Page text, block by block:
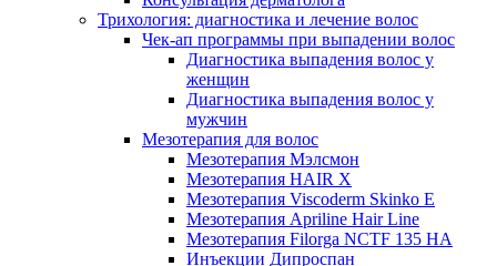
Трихология: диагностика и лечение волос
Чек-ап программы при выпадении волос
Диагностика выпадения волос у
женщин
Диагностика выпадения волос у
мужчин
Мезотерапия для волос
Мезотерапия Мэлсмон
Мезотерапия HAIR X
Мезотерапия Viscoderm Skinko E
Мезотерапия Apriline Hair Line
Мезотерапия Filorga NCTF 135 HA
Инъекции Дипроспан